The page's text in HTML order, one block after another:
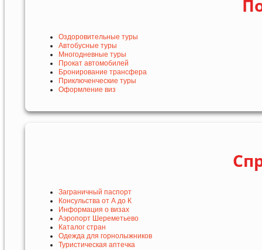
Оздоровительные туры
Автобусные туры
Многодневные туры
Прокат автомобилей
Бронирование трансфера
Приключенческие туры
Оформление виз
Заграничный паспорт
Консульства от А до К
Информация о визах
Аэропорт Шереметьево
Каталог стран
Одежда для горнолыжников
Туристическая аптечка